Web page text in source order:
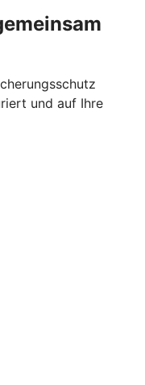
und auf Ihre